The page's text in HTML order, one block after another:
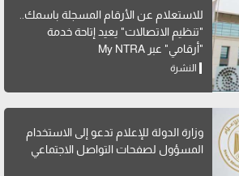
للاستعلام عن الأرقام المسجلة باسمك..
"تنظيم الاتصالات" يعيد إتاحة خدمة
"أرقامي" عبر My NTRA
النشرة
وزارة الدولة للإعلام تدعو إلى الاستخدام
المسؤول لصفحات التواصل الاجتماعي